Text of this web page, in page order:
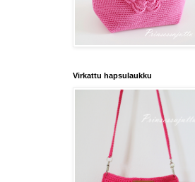
Virkattu hapsulaukku